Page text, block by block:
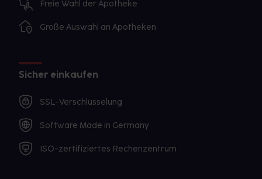
Freie Wahl der Apotheke
Große Auswahl an Apotheken
Sicher einkaufen
SSL-Verschlüsselung
Software Made in Germany
ISO-zertifiziertes Rechenzentrum